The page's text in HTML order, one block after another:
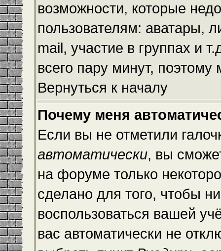
возможности, которые
пользователям: аватары,
mail, участие в группах и
всего пару минут,
Вернуться к началу
Почему меня
Если вы не отметили
автоматически, вы
на форуме только
сделано для того, чтобы
воспользоваться вашей
вас автоматически не